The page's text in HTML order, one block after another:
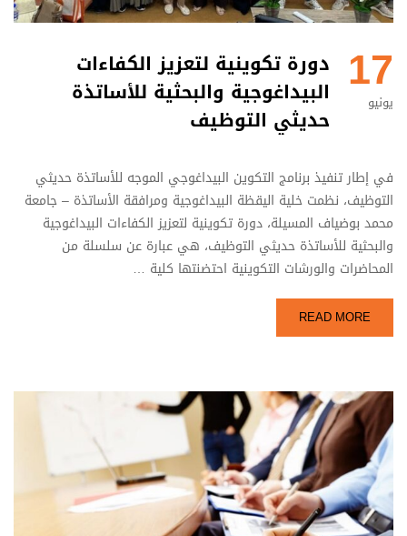
17
يونيو
دورة تكوينية لتعزيز الكفاءات
البيداغوجية والبحثية للأساتذة
حديثي التوظيف
في إطار تنفيذ برنامج التكوين البيداغوجي الموجه للأساتذة حديثي
التوظيف، نظمت خلية اليقظة البيداغوجية ومرافقة الأساتذة – جامعة
محمد بوضياف المسيلة، دورة تكوينية لتعزيز الكفاءات البيداغوجية
والبحثية للأساتذة حديثي التوظيف، هي عبارة عن سلسلة من
المحاضرات والورشات التكوينية احتضنتها كلية …
READ MORE